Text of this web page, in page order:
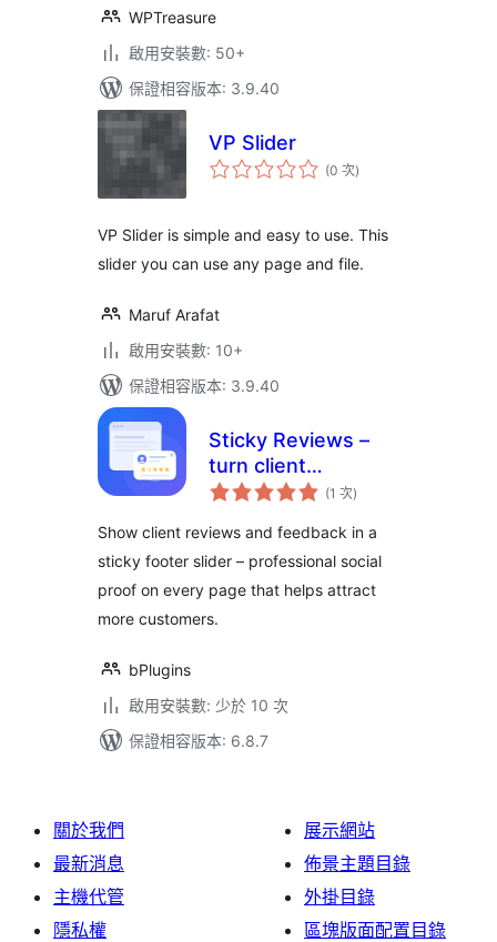
WPTreasure
啟用安裝數: 50+
保證相容版本: 3.9.40
VP Slider
(0 次評
分)
VP Slider is simple and easy to use. This
slider you can use any page and file.
Maruf Arafat
啟用安裝數: 10+
保證相容版本: 3.9.40
Sticky Reviews –
turn client
feedback into trust
(1 次評
分
數
)
Show client reviews and feedback in a
sticky footer slider – professional social
proof on every page that helps attract
more customers.
bPlugins
啟用安裝數: 少於 10 次
保證相容版本: 6.8.7
關於我們
最新消息
主機代管
隱私權
展示網站
佈景主題目錄
外掛目錄
區塊版面配置目錄